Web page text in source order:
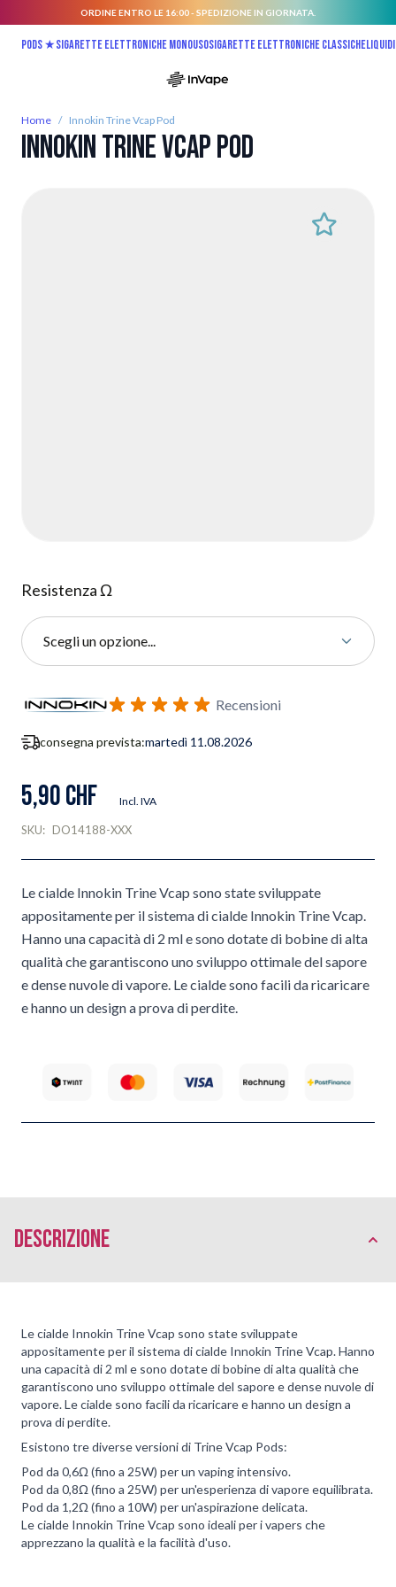
ORDINE ENTRO LE 16:00 - SPEDIZIONE IN GIORNATA.
Pods ★Sigarette elettroniche monousoSigarette elettroniche classiche
Home / Innokin Trine Vcap Pod
Innokin Trine Vcap Pod
Resistenza Ω
Scegli un opzione...
Iscriviti al modulo di notifica ritorno in stock
Recensioni
consegna prevista:martedì 11.08.2026
5,90 CHF Incl. IVA
SKU: DO14188-XXX
Le cialde Innokin Trine Vcap sono state sviluppate
appositamente per il sistema di cialde Innokin Trine Vcap.
Hanno una capacità di 2 ml e sono dotate di bobine di alta
qualità che garantiscono uno sviluppo ottimale del sapore
e dense nuvole di vapore. Le cialde sono facili da ricaricare
e hanno un design a prova di perdite.
Descrizione
Le cialde Innokin Trine Vcap sono state sviluppate
appositamente per il sistema di cialde Innokin Trine Vcap. Hanno
una capacità di 2 ml e sono dotate di bobine di alta qualità che
garantiscono uno sviluppo ottimale del sapore e dense nuvole di
vapore. Le cialde sono facili da ricaricare e hanno un design a
prova di perdite.
Esistono tre diverse versioni di Trine Vcap Pods:
Pod da 0,6Ω (fino a 25W) per un vaping intensivo.
Pod da 0,8Ω (fino a 25W) per un'esperienza di vapore equilibrata.
Pod da 1,2Ω (fino a 10W) per un'aspirazione delicata.
Le cialde Innokin Trine Vcap sono ideali per i vapers che
apprezzano la qualità e la facilità d'uso.